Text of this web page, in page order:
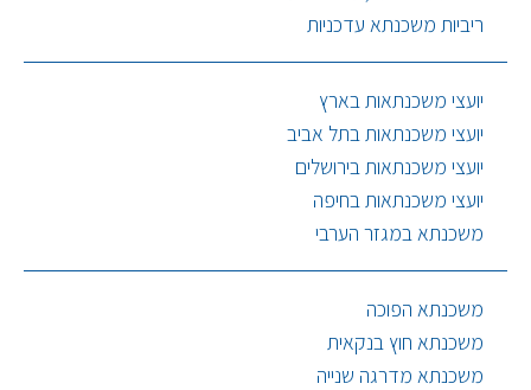
ריביות משכנתא עדכניות
יועצי משכנתאות בארץ
יועצי משכנתאות בתל אביב
יועצי משכנתאות בירושלים
יועצי משכנתאות בחיפה
משכנתא במגזר הערבי
משכנתא הפוכה
משכנתא חוץ בנקאית
משכנתא מדרגה שנייה